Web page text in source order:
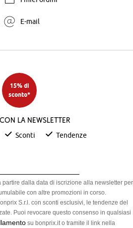
E-mail
15% di
sconto*
con la newsletter
Sconti Tendenze
partire dalla data di iscrizione alla newsletter per
con altre promozioni in corso.
S.r.l. con sconti esclusivi, le tendenze del
Puoi revocare questo consenso in qualsiasi
su bonprix.it o tramite il link nella